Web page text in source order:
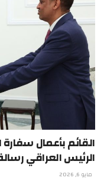
القائم بأعمال
الرئيس العراقي
مايو 6, 2026